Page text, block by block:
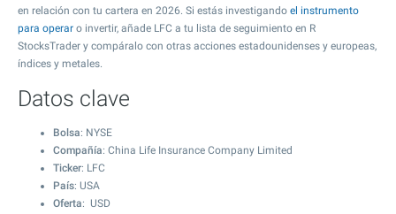
en relación con tu cartera en 2026. Si estás investigando el instrumento
para operar o invertir, añade LFC a tu lista de seguimiento en R
StocksTrader y compáralo con otras acciones estadounidenses y europeas,
índices y metales.
Datos clave
Bolsa: NYSE
Compañía: China Life Insurance Company Limited
Ticker: LFC
País: USA
Oferta: USD